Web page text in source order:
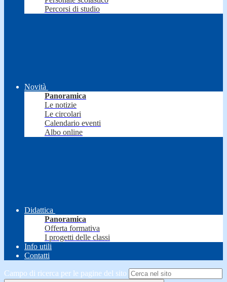
Percorsi di studio
Novità
Panoramica
Le notizie
Le circolari
Calendario eventi
Albo online
Didattica
Panoramica
Offerta formativa
I progetti delle classi
Info utili
Contatti
Campo di ricerca per le pagine del sito